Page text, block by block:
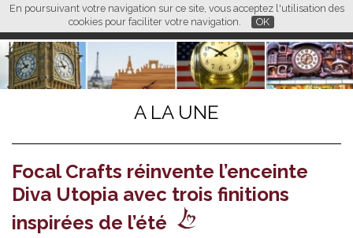
En poursuivant votre navigation sur ce site, vous acceptez l'utilisation des
cookies pour faciliter votre navigation.
OK
FR EN CN
L M
A LA UNE
Focal Crafts réinvente l’enceinte
Diva Utopia avec trois finitions
inspirées de l’été